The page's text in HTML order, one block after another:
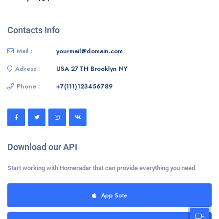
Contacts Info
Mail :
yourmail@domain.com
Adress :
USA 27TH Brooklyn NY
Phone :
+7(111)123456789
Download our API
Start working with Homeradar that can provide everything you need
App Sote